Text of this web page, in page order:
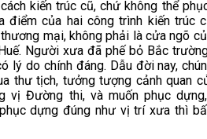
kiến trúc cũ, chứ không thể
điểm của hai công trình kiến trúc
mại, không phải là cửa ngõ
Người xưa đã phế bỏ Bắc
lý do chính đáng. Dẫu đời nay,
thư tịch, tưởng tượng cảnh quan
vị Đường thi, và muốn phục
dựng đúng như vị trí xưa thì